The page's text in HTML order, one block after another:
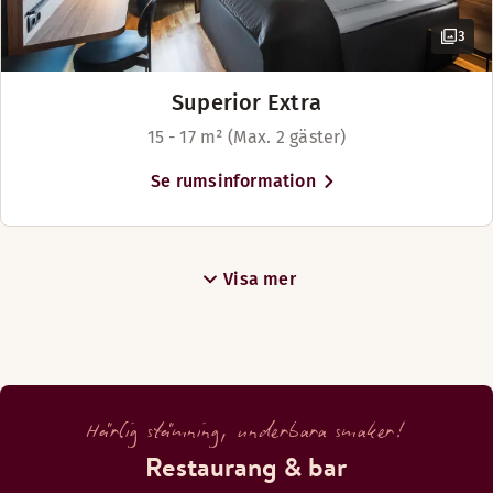
3
Superior Extra
15 - 17 m² (Max. 2 gäster)
Se rumsinformation
Visa mer
Härlig stämning, underbara smaker!
Restaurang & bar
Brunch
Banquet brochure DAN
Banquet brochure ENG